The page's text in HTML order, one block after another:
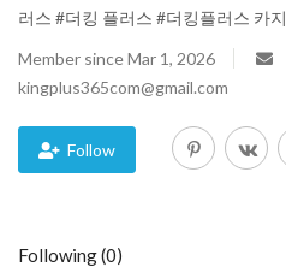
러스 #더킹 플러스 #더킹플러스 카
Member since Mar 1, 2026
kingplus365com@gmail.com
Follow
Following (0)